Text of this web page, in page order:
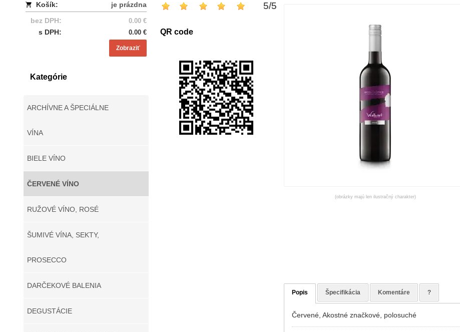
Košík:
je prázdna
bez DPH:
0.00 €
s DPH: 0.00 €
Zobraziť
Kategórie
ARCHÍVNE A ŠPECIÁLNE
VÍNA
BIELE VÍNO
ČERVENÉ VÍNO
RUŽOVÉ VÍNO, ROSÉ
ŠUMIVÉ VÍNA, SEKTY,
PROSECCO
DARČEKOVÉ BALENIA
DEGUSTÁCIE
5/5
QR code
(obrázky majú len ilustračný charakter)
Popis Špecifikácia Komentáre ?
Červené, Akostné značkové, polosuché